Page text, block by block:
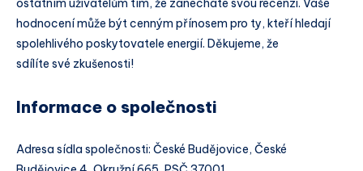
ostatním uživatelům tím, že zanecháte svou recenzi. Vaše
hodnocení může být cenným přínosem pro ty, kteří hledají
spolehlivého poskytovatele energií. Děkujeme, že
sdílíte své zkušenosti!
Informace o společnosti
Adresa sídla společnosti: České Budějovice, České